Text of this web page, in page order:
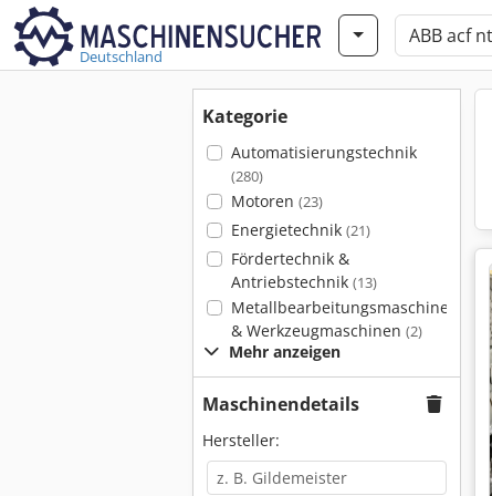
Deutschland
Kategorie
Automatisierungstechnik
(280)
Motoren (23)
Energietechnik (21)
Fördertechnik &
Antriebstechnik (13)
Metallbearbeitungsmaschinen
& Werkzeugmaschinen (2)
Mehr anzeigen
Maschinendetails
Hersteller: